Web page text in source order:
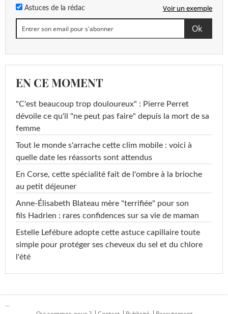
Astuces de la rédac Voir un exemple
EN CE MOMENT
"C'est beaucoup trop douloureux" : Pierre Perret
dévoile ce qu'il "ne peut pas faire" depuis la mort de sa
femme
Tout le monde s'arrache cette clim mobile : voici à
quelle date les réassorts sont attendus
En Corse, cette spécialité fait de l'ombre à la brioche
au petit déjeuner
Anne-Élisabeth Blateau mère "terrifiée" pour son
fils Hadrien : rares confidences sur sa vie de maman
Estelle Lefébure adopte cette astuce capillaire toute
simple pour protéger ses cheveux du sel et du chlore
l'été
...